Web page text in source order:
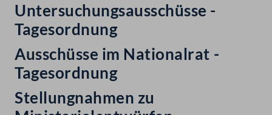
Untersuchungsausschüsse -
Tagesordnung
Ausschüsse im Nationalrat -
Tagesordnung
Stellungnahmen zu